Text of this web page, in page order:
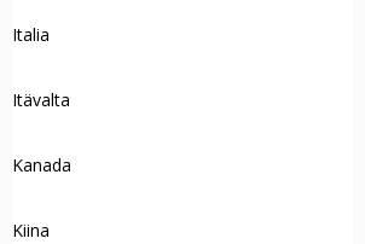
Italia
Itävalta
Kanada
Kiina